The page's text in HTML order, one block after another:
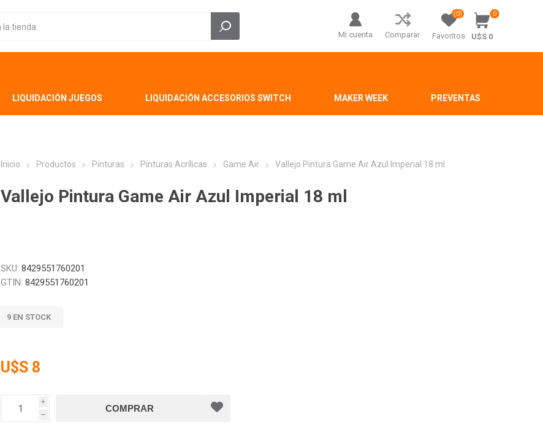
Mi cuenta Comparar Favoritos
(0) 0
U$S 0
LIQUIDACIÓN JUEGOS LIQUIDACIÓN ACCESORIOS SWITCH MAKER WEEK PREVENTAS
Inicio Productos Pinturas Pinturas Acrílicas Game Air Vallejo Pintura Game Air Azul Imperial 18 ml
Vallejo Pintura Game Air Azul Imperial 18 ml
SKU: 8429551760201
GTIN: 8429551760201
9 EN STOCK
U$S 8
i
h